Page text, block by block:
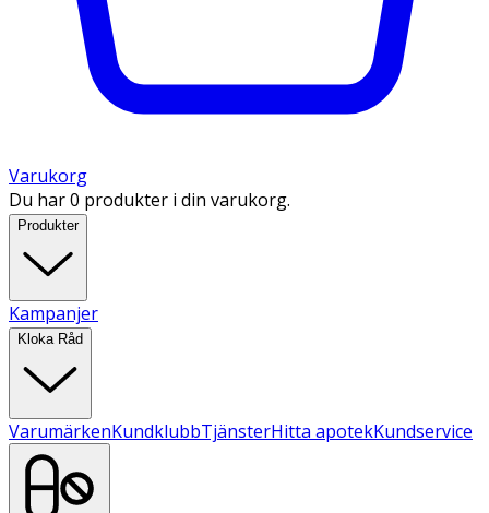
Varukorg
Du har 0 produkter i din varukorg.
Produkter
Kampanjer
Kloka Råd
VarumärkenKundklubbTjänsterHitta apotekKundservice